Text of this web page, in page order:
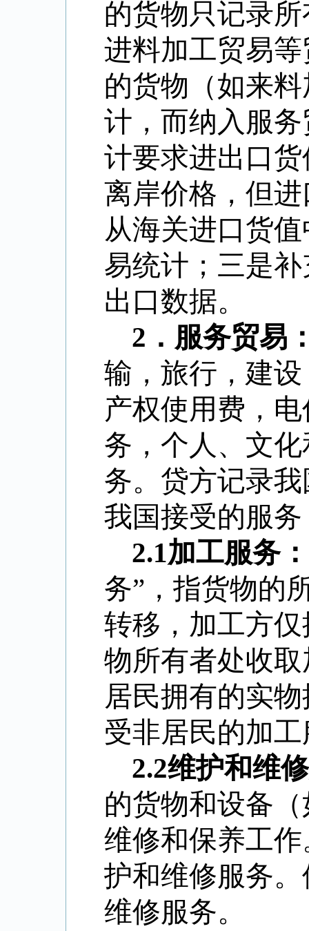
的货物只记录
进料加工贸易
的货物（如来
计，而纳入服
计要求进出口
离岸价格，但
从海关进口货
易统计；三是
出口数据。
2 ． 服务贸易
输，旅行，建
产权使用费，
务，个人、文
务。贷方记录
我国接受的服
2.1加工服务：
务”，指货物的
转移，加工方
物所有者处收
居民拥有的实
受非居民的加
2.2维护和维
的货物和设备
维修和保养工
护和维修服务
维修服务。